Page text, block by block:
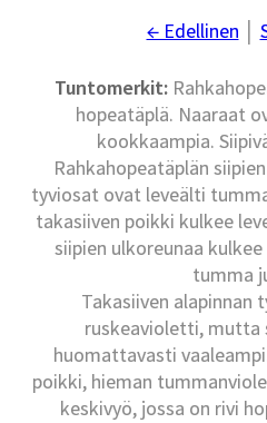
← Edellinen
Tuntomerkit:
hopeatäplä. Naaraat
kookkaampia.
Rahkahopeatäplän
tyviosat ovat leveälti
takasiiven poikki kulkee
siipien ulkoreunaa
tumma
Takasiiven alapinnan
ruskeavioletti, mutta
huomattavasti
poikki, hieman
keskivyö, jossa on rivi